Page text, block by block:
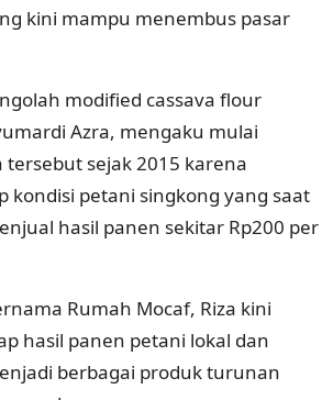
kini mampu menembus pasar
modified cassava flour
Azra, mengaku mulai
sejak 2015 karena
kondisi petani singkong yang saat
hasil panen sekitar Rp200 per
Rumah Mocaf, Riza kini
hasil panen petani lokal dan
berbagai produk turunan